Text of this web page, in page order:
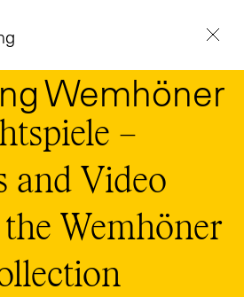
Wemhöner
–
and Video
Wemhöner